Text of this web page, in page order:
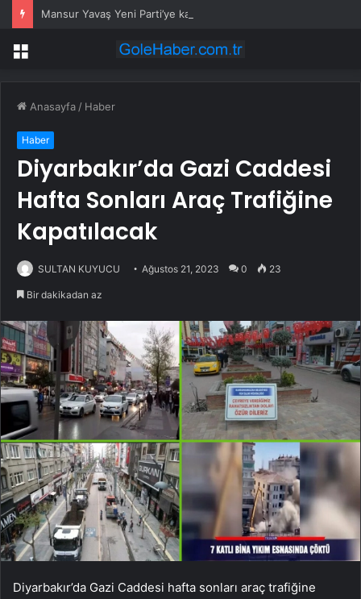
Menü
Anasayfa / Haber
Haber
Diyarbakır’da Gazi Caddesi
Hafta Sonları Araç Trafiğine
Kapatılacak
SULTAN KUYUCU Ağustos 21, 2023 0 23
Bir dakikadan az
Diyarbakır’da Gazi Caddesi hafta sonları araç trafiğine